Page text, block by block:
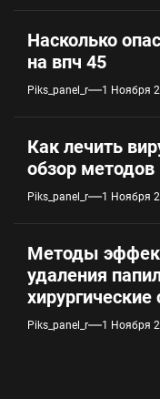
Насколько
на впч 45
Piks_panel_r 1 Ноября
Как лечить
обзор методов
Piks_panel_r 1 Ноября
Методы
удаления
Piks_panel_r 1 Ноября